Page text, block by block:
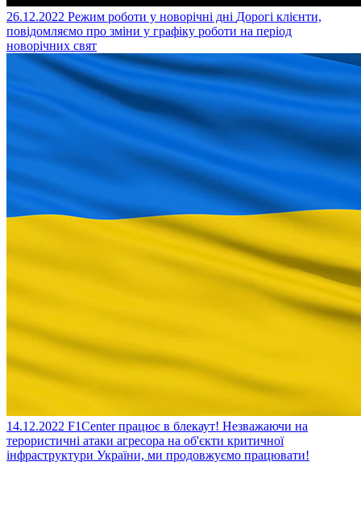
26.12.2022 Режим роботи у новорічні дні Дорогі клієнти,
повідомляємо про зміни у графіку роботи на період
новорічних свят
14.12.2022 F1Center працює в блекаут! Незважаючи на
терористичні атаки агресора на об'єкти критичної
інфраструктури України, ми продовжуємо працювати!